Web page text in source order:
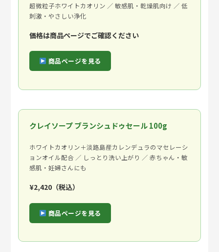
超微粒子ホワイトカオリン ／ 敏感肌・乾燥肌向け ／ 低
刺激・やさしい浄化
価格は商品ページでご確認ください
商品ページを見る
クレイソープ ブランシュドゥセール 100g
ホワイトカオリン＋淡路島産カレンデュラのマセレーシ
ョンオイル配合 ／ しっとり洗い上がり ／ 赤ちゃん・敏
感肌・妊婦さんにも
¥2,420（税込）
商品ページを見る